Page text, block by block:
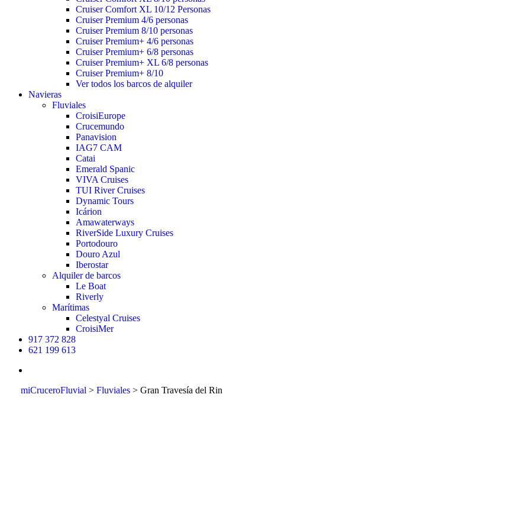
Cruiser Comfort XL 10/12 Personas
Cruiser Premium 4/6 personas
Cruiser Premium 8/10 personas
Cruiser Premium+ 4/6 personas
Cruiser Premium+ 6/8 personas
Cruiser Premium+ XL 6/8 personas
Cruiser Premium+ 8/10
Ver todos los barcos de alquiler
Navieras
Fluviales
CroisiEurope
Crucemundo
Panavision
IAG7 CAM
Catai
Emerald Spanic
VIVA Cruises
TUI River Cruises
Dynamic Tours
Icárion
Amawaterways
RiverSide Luxury Cruises
Portodouro
Douro Azul
Iberostar
Alquiler de barcos
Le Boat
Riverly
Marítimas
Celestyal Cruises
CroisiMer
917 372 828
621 199 613
miCruceroFluvial > Fluviales> Gran Travesía del Rin